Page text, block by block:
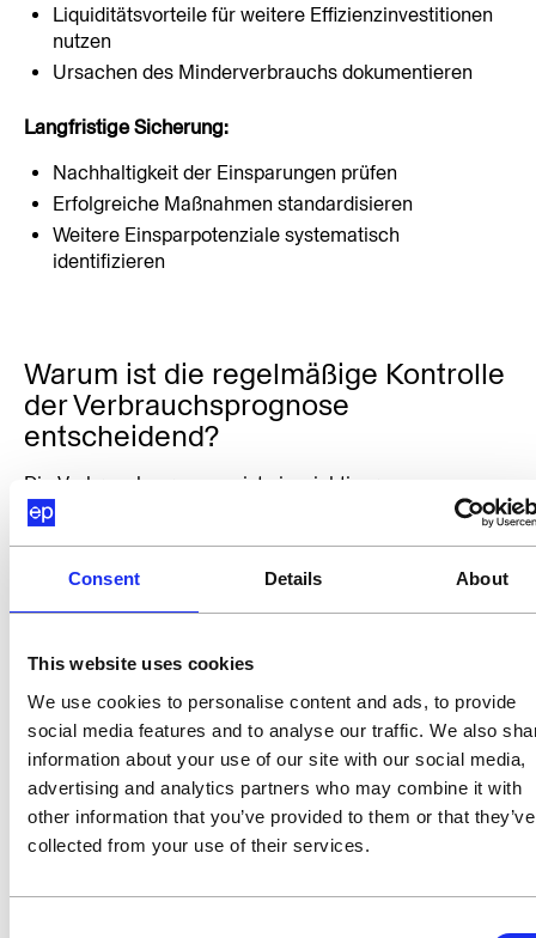
Consent Details About
This website uses cookies
We use cookies to personalise content and ads, to provide
social media features and to analyse our traffic. We also
information about your use of our site with our social media,
advertising and analytics partners who may combine it with
other information that you’ve provided to them or that they’ve
collected from your use of their services.
Liquiditätsvorteile für weitere Effizienzinvestitionen
nutzen
Ursachen des Minderverbrauchs dokumentieren
Langfristige Sicherung:
Nachhaltigkeit der Einsparungen prüfen
Erfolgreiche Maßnahmen standardisieren
Weitere Einsparpotenziale systematisch
identifizieren
Warum ist die regelmäßige Kontrolle
der Verbrauchsprognose
entscheidend?
Die Verbrauchsprognose ist ein wichtiger
Steuerungsfaktor, der sowohl Kosten als auch
Kostenkontrolle:
Planbare monatliche Energiekosten
Schutz vor bösen Überraschungen bei der
Jahresabrechnung
Strategische Vorteile:
Früherkennung von Effizienz- oder Ineffizienztrends
Datengrundlage für Investitionsentscheidungen